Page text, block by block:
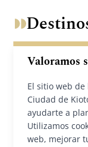
Valoramos
El sitio web
Ciudad de
ayudarte a
Utilizamos
web, mejorar